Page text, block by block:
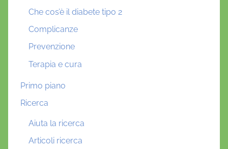
Che cos’è il diabete tipo 2
Complicanze
Prevenzione
Terapia e cura
Primo piano
Ricerca
Aiuta la ricerca
Articoli ricerca